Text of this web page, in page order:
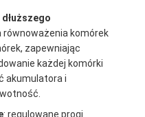
równoważenia komórek
zapewniając
każdej komórki
akumulatora i
: regulowane progi